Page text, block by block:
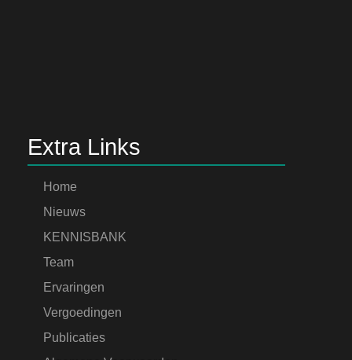
Extra Links
Home
Nieuws
KENNISBANK
Team
Ervaringen
Vergoedingen
Publicaties